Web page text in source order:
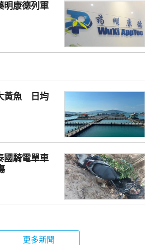
明康德列軍
黃魚 日均
國騎電單車
更多新聞